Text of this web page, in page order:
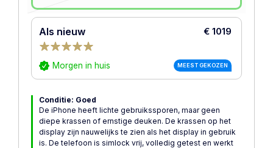
Als nieuw
MEEST GEKOZEN
€ 1019
Morgen in huis
Conditie: Goed
De iPhone heeft lichte gebruikssporen, maar geen
diepe krassen of ernstige deuken. De krassen op het
display zijn nauwelijks te zien als het display in gebruik
is. De telefoon is simlock vrij, volledig getest en werkt